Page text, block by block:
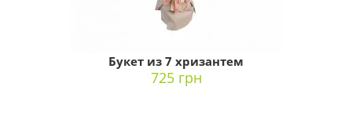
Букет из 7 хризантем
725 грн